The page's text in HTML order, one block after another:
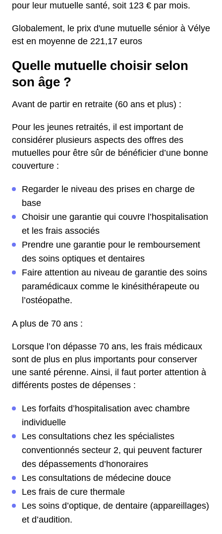
pour leur mutuelle santé, soit 123 € par mois.
Globalement, le prix d'une mutuelle sénior à Vélye
est en moyenne de 221,17 euros
Quelle mutuelle choisir selon
son âge ?
Avant de partir en retraite (60 ans et plus) :
Pour les jeunes retraités, il est important de
considérer plusieurs aspects des offres des
mutuelles pour être sûr de bénéficier d’une bonne
couverture :
Regarder le niveau des prises en charge de
base
Choisir une garantie qui couvre l’hospitalisation
et les frais associés
Prendre une garantie pour le remboursement
des soins optiques et dentaires
Faire attention au niveau de garantie des soins
paramédicaux comme le kinésithérapeute ou
l’ostéopathe.
A plus de 70 ans :
Lorsque l’on dépasse 70 ans, les frais médicaux
sont de plus en plus importants pour conserver
une santé pérenne. Ainsi, il faut porter attention à
différents postes de dépenses :
Les forfaits d’hospitalisation avec chambre
individuelle
Les consultations chez les spécialistes
conventionnés secteur 2, qui peuvent facturer
des dépassements d’honoraires
Les consultations de médecine douce
Les frais de cure thermale
Les soins d’optique, de dentaire (appareillages)
et d’audition.